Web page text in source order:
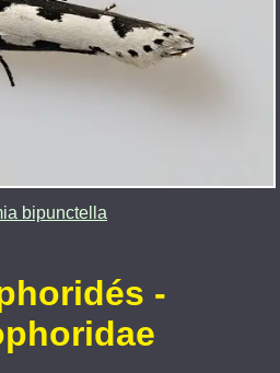
bipunctella
-